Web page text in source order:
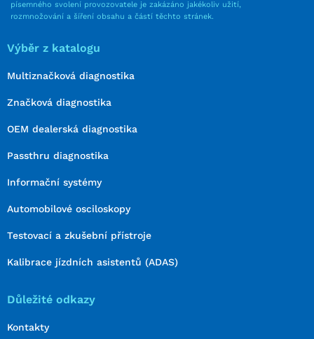
písemného svolení provozovatele je zakázáno jakékoliv užití,
rozmnožování a šíření obsahu a částí těchto stránek.
Výběr z katalogu
Multiznačková diagnostika
Značková diagnostika
OEM dealerská diagnostika
Passthru diagnostika
Informační systémy
Automobilové osciloskopy
Testovací a zkušební přístroje
Kalibrace jízdních asistentů (ADAS)
Důležité odkazy
Kontakty